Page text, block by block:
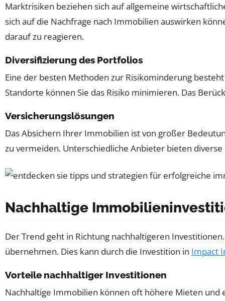
Marktrisiken beziehen sich auf allgemeine
sich auf die Nachfrage nach Immobilien auswirken
darauf zu reagieren.
Diversifizierung des Portfolios
Eine der besten Methoden zur Risikominderung
Standorte können Sie das Risiko minimieren. Das
Versicherungslösungen
Das Absichern Ihrer Immobilien ist von großer
zu vermeiden. Unterschiedliche Anbieter bieten
Nachhaltige
Der Trend geht in Richtung nachhaltigeren
übernehmen. Dies kann durch die Investition in Impact
Vorteile nachhaltiger Investitionen
Nachhaltige Immobilien können oft höhere Mieten und